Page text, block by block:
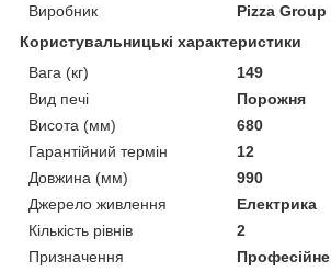
Виробник
Pizza Group
Користувальницькі характеристики
Вага (кг)
149
Вид печі
Порожня
Висота (мм)
680
Гарантійний термін
12
Довжина (мм)
990
Джерело живлення
Електрика
Кількість рівнів
2
Призначення
Професійне